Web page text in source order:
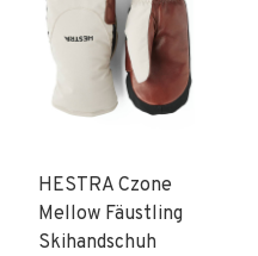
HESTRA Czone
Mellow Fäustling
Skihandschuh